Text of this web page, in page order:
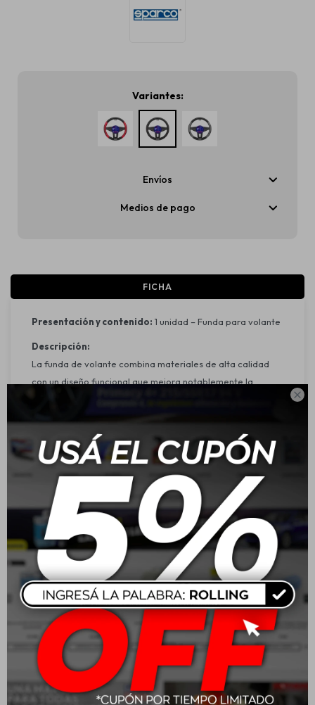

Variantes:
Envíos
Medios de pago
FICHA
Presentación y contenido: 1 unidad – Funda para volante
Descripción:
La funda de volante combina materiales de alta calidad
con un diseño funcional que mejora notablemente la
experiencia de manejo. Su construcción en PU suave y PVC
antideslizante proporciona un agarre superior y una
sensación de confort en cada trayecto. De ajuste
universal, se adapta fácilmente a una amplia gama de
Características:
Tamaño: Compatible con volantes estándar (38 cm)
Material: PU suave al tacto + PVC antideslizante
Propiedades destacadas: Antideslizante, resistente a la
decoloración, materiales duraderos
Beneficio principal: Confort supremo y agarre seguro
Compatibilidad: Ajuste universal para múltiples marcas y
modelos
Refuerzos: Secciones elevadas para mejor control del
volante
Aplicación:
Fácil de instalar. El material elástico permite colocarla sin